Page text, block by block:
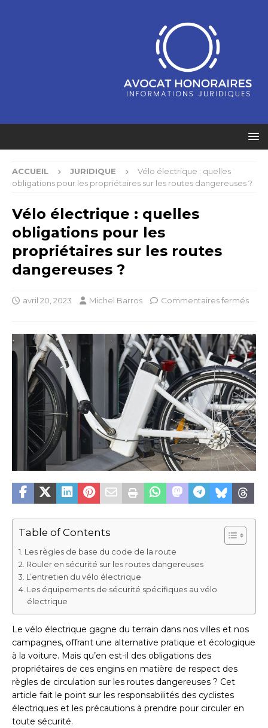
ACCUEIL JURIDIQUE
Vélo électrique : quelles
obligations pour les propriétaires sur les routes dangereuses ?
Vélo électrique : quelles
obligations pour les
propriétaires sur les routes
dangereuses ?
avril 20, 2023 Michel Barros Commentaires fermés
Table of Contents
Les règles de base du code de la route
Rouler en sécurité sur les routes dangereuses
L’entretien du vélo électrique
Les équipements de sécurité spécifiques au vélo
électrique
Le vélo électrique gagne du terrain dans nos villes et nos
campagnes, offrant une alternative pratique et écologique
à la voiture. Mais qu’en est-il des obligations des
propriétaires de ces engins en matière de respect des
règles de circulation sur les routes dangereuses ? Cet
article fait le point sur les responsabilités des cyclistes
électriques et les précautions à prendre pour circuler en
toute sécurité.